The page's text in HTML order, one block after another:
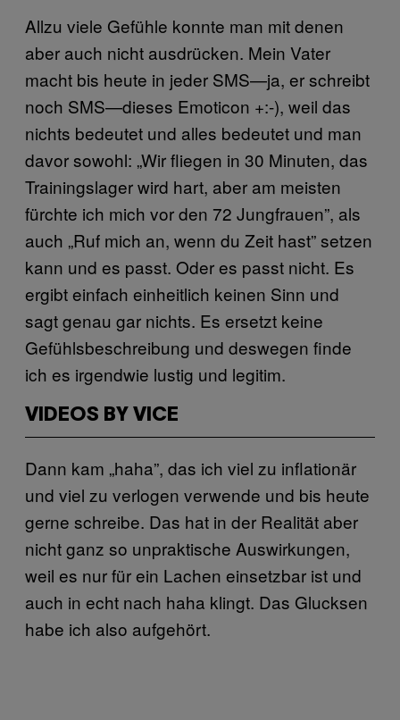
Allzu viele Gefühle konnte man mit denen
aber auch nicht ausdrücken. Mein Vater
macht bis heute in jeder SMS—ja, er schreibt
noch SMS—dieses Emoticon +:-), weil das
nichts bedeutet und alles bedeutet und man
davor sowohl: „Wir fliegen in 30 Minuten, das
Trainingslager wird hart, aber am meisten
fürchte ich mich vor den 72 Jungfrauen”, als
auch „Ruf mich an, wenn du Zeit hast” setzen
kann und es passt. Oder es passt nicht. Es
ergibt einfach einheitlich keinen Sinn und
sagt genau gar nichts. Es ersetzt keine
Gefühlsbeschreibung und deswegen finde
ich es irgendwie lustig und legitim.
VIDEOS BY VICE
Dann kam „haha”, das ich viel zu inflationär
und viel zu verlogen verwende und bis heute
gerne schreibe. Das hat in der Realität aber
nicht ganz so unpraktische Auswirkungen,
weil es nur für ein Lachen einsetzbar ist und
auch in echt nach haha klingt. Das Glucksen
habe ich also aufgehört.